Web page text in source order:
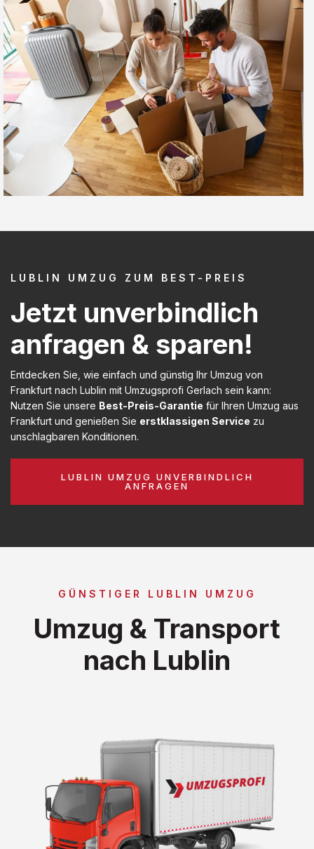
LUBLIN UMZUG ZUM BEST-PREIS
Jetzt unverbindlich
anfragen & sparen!
Entdecken Sie, wie einfach und günstig Ihr Umzug von
Frankfurt nach Lublin mit Umzugsprofi Gerlach sein kann:
Nutzen Sie unsere Best-Preis-Garantie für Ihren Umzug aus
Frankfurt und genießen Sie erstklassigen Service zu
unschlagbaren Konditionen.
LUBLIN UMZUG UNVERBINDLICH
ANFRAGEN
GÜNSTIGER LUBLIN UMZUG
Umzug & Transport
nach Lublin